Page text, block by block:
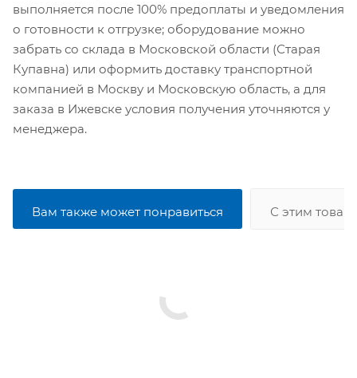
выполняется после 100% предоплаты и уведомления
о готовности к отгрузке; оборудование можно
забрать со склада в Московской области (Старая
Купавна) или оформить доставку транспортной
компанией в Москву и Московскую область, а для
заказа в Ижевске условия получения уточняются у
менеджера.
Вам также может понравиться С этим